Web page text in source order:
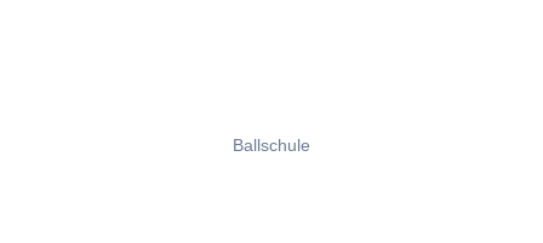
Ballschule